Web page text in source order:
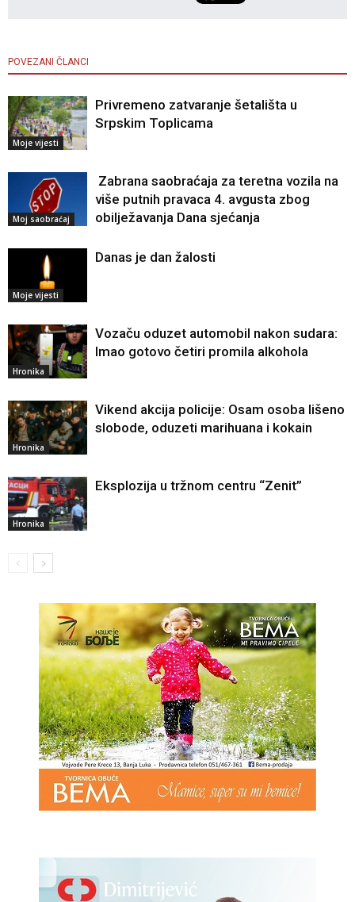
POVEZANI ČLANCI
Moje vijesti
Privremeno zatvaranje šetališta u
Srpskim Toplicama
Moj saobraćaj
Zabrana saobraćaja za teretna vozila na
više putnih pravaca 4. avgusta zbog
obilježavanja Dana sjećanja
Moje vijesti
Danas je dan žalosti
Hronika
Vozaču oduzet automobil nakon sudara:
Imao gotovo četiri promila alkohola
Hronika
Vikend akcija policije: Osam osoba lišeno
slobode, oduzeti marihuana i kokain
Hronika
Eksplozija u tržnom centru “Zenit”